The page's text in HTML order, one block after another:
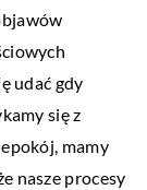
udać gdy
się z
mamy
nasze procesy